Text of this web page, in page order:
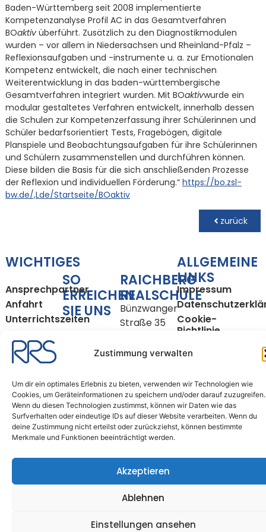
Zustimmung verwalten
Um dir ein optimales Erlebnis zu bieten, verwenden wir Technologien wie
Cookies, um Geräteinformationen zu speichern und/oder darauf zuzugreifen.
Wenn du diesen Technologien zustimmst, können wir Daten wie das
Surfverhalten oder eindeutige IDs auf dieser Website verarbeiten. Wenn du
deine Zustimmung nicht erteilst oder zurückziehst, können bestimmte
Merkmale und Funktionen beeinträchtigt werden.
Akzeptieren
Ablehnen
Einstellungen ansehen
Baden-Württemberg seit 2008 implementierte
Kompetenzanalyse Profil AC in das Gesamtverfahren
BOaktivüberführt. Zusätzlich zu den Diagnostikmodulen
wurden – vor allem in Niedersachsen und Rheinland-Pfalz –
Reflexionsaufgaben und -instrumente u. a. zur Emotionalen
Kompetenz entwickelt, die nach einer technischen
Weiterentwicklung in das baden-württembergische
Gesamtverfahren integriert wurden. Mit BOaktivwurde ein
modular gestaltetes Verfahren entwickelt, innerhalb dessen
die Schulen zur Kompetenzerfassung ihrer Schülerinnen und
Schüler bedarfsorientiert Tests, Fragebögen, digitale
Planspiele und Beobachtungsaufgaben für ihre Schülerinnen
und Schülern zusammenstellen und durchführen können.
Diese bilden die Basis für die sich anschließenden Prozesse
der Reflexion und individuellen Förderung.“ https://bo.zsl-
bw.de/,Lde/Startseite/BOaktiv
zurück
WICHTIGES
Ansprechpartner
Anfahrt
Unterrichtszeiten
SO
ERREICHEN
SIE UNS
16150200
16150209
E-Mail:
sekretariat@rrse.schule
RAICHBERG
REALSCHULE
Bünzwanger
Straße 35
Ebersbach
ALLGEMEINE
LINKS
Impressum
Cookie-
Richtlinie
Raichberg-Realschule